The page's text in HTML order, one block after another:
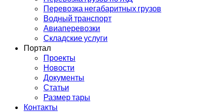
Перевозка негабаритных грузов
Водный транспорт
Авиаперевозки
Складские услуги
Портал
Проекты
Новости
Документы
Статьи
Размер тары
Контакты